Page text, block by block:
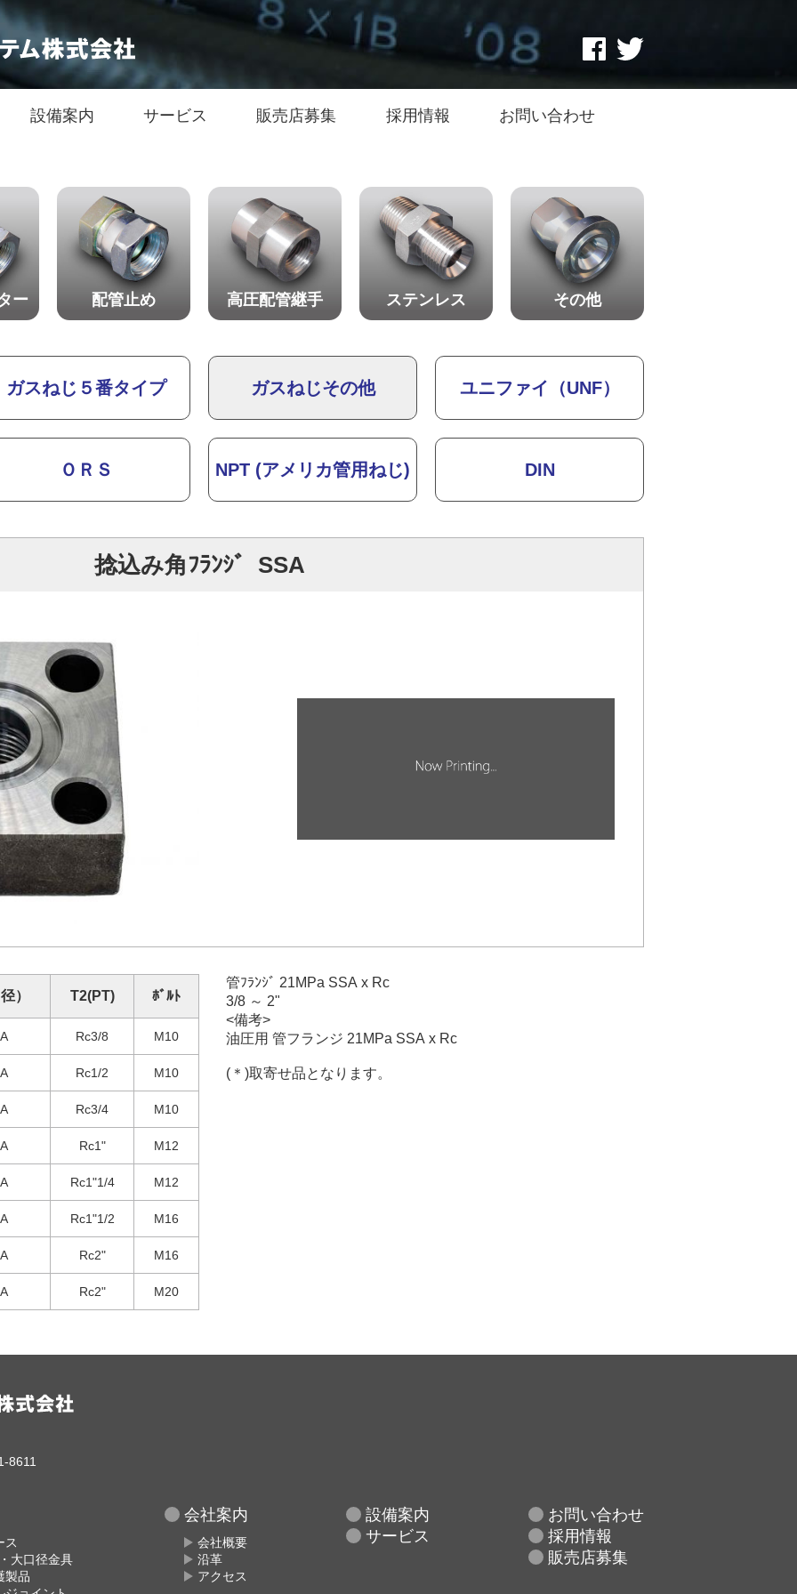
設備案内 サービス 販売店募集 採用情報 お問い合わせ
ー 配管止め 高圧配管継手 ステンレス その他
ガスねじ５番タイプ ガスねじその他 ユニファイ（UNF）
ＯＲＳ NPT (アメリカ管用ねじ) DIN
捻込み角ﾌﾗﾝｼﾞ SSA
） T2(PT) ﾎﾞﾙﾄ
Rc3/8 M10
Rc1/2 M10
Rc3/4 M10
Rc1" M12
Rc1"1/4 M12
Rc1"1/2 M16
Rc2" M16
Rc2" M20
管ﾌﾗﾝｼﾞ 21MPa SSA x Rc
3/8 ～ 2"
<備考>
油圧用 管フランジ 21MPa SSA x Rc
(＊)取寄せ品となります。
8611
ス
大口径金具
製品
会社案内
会社概要
沿革
アクセス
設備案内
サービス
お問い合わせ
採用情報
販売店募集